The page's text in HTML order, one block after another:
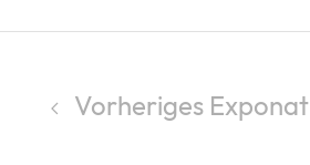
Vorheriges Exponat